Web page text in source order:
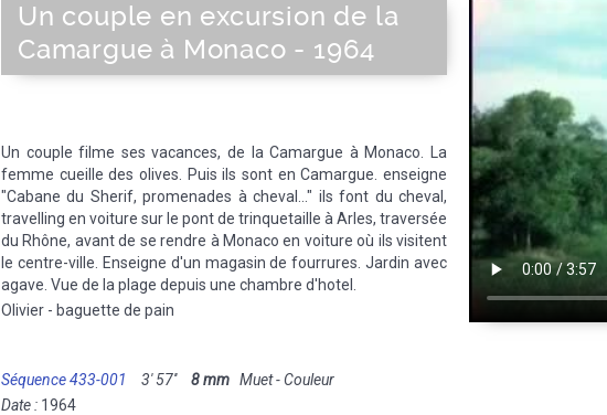
Un couple en excursion de la
Camargue à Monaco - 1964
Un couple filme ses vacances, de la Camargue à Monaco. La
femme cueille des olives. Puis ils sont en Camargue. enseigne
"Cabane du Sherif, promenades à cheval..." ils font du cheval,
travelling en voiture sur le pont de trinquetaille à Arles, traversée
du Rhône, avant de se rendre à Monaco en voiture où ils visitent
le centre-ville. Enseigne d'un magasin de fourrures. Jardin avec
agave. Vue de la plage depuis une chambre d'hotel.
Olivier - baguette de pain
Séquence 433-001 3' 57'' 8 mm Muet - Couleur
Date : 1964